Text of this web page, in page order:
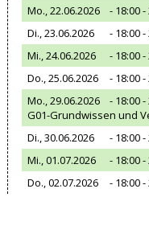
Mo., 22.06.2026
- 18:00 -
Di., 23.06.2026
- 18:00 -
Mi., 24.06.2026
- 18:00 -
Do., 25.06.2026
- 18:00 -
Mo., 29.06.2026
- 18:00 -
G01-Grundwissen und
Di., 30.06.2026
- 18:00 -
Mi., 01.07.2026
- 18:00 -
Do., 02.07.2026
- 18:00 -